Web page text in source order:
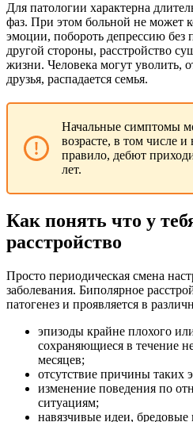
Для патологии характерна
фаз. При этом больной не может
эмоции, побороть депрессию
другой стороны, расстройство
жизни. Человека могут уволить,
друзья, распадается семья.
Начальные симптомы
возрасте, в том числе и
правило, дебют
лет.
Как понять что у
расстройство
Просто периодическая смена
заболевания. Биполярное
патогенез и проявляется в
эпизоды крайне плохого
сохраняющиеся в течение
месяцев;
отсутствие причины таких
изменение поведения по
ситуациям;
навязчивые идеи,